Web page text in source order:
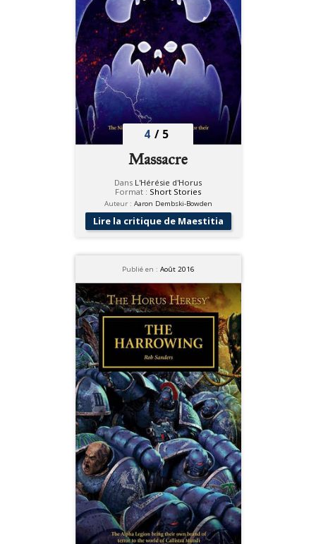
4 / 5
Massacre
Dans L'Hérésie d'Horus
Format : Short Stories
Auteur : Aaron Dembski-Bowden
Lire la critique de Maestitia
Publié en : Août 2016